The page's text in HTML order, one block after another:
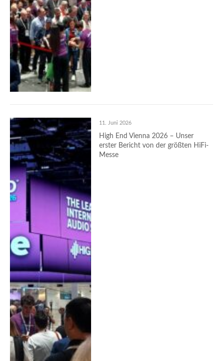
11. Juni 2026
High End Vienna 2026 – Unser
erster Bericht von der größten HiFi-
Messe